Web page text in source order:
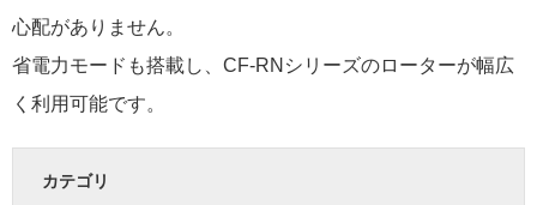
心配がありません。
省電力モードも搭載し、CF-RNシリーズのローターが幅広
く利用可能です。
カテゴリ